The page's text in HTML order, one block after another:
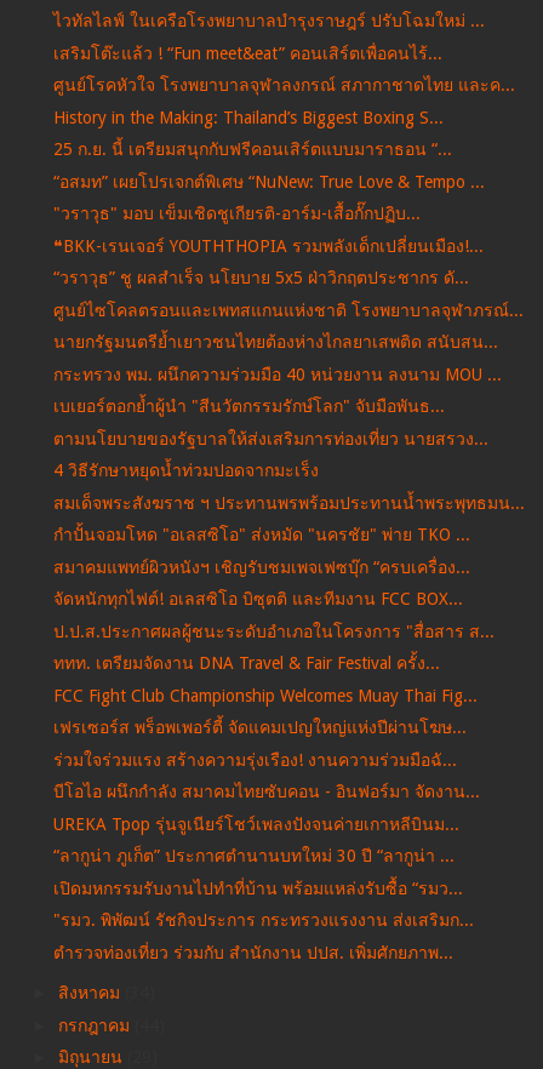
ไวทัลไลฟ์ ในเครือโรงพยาบาลบำรุงราษฎร์ ปรับโฉมใหม่ ...
เสริมโต๊ะแล้ว ! “Fun meet&eat” คอนเสิร์ตเพื่อคนไร้...
ศูนย์โรคหัวใจ โรงพยาบาลจุฬาลงกรณ์ สภากาชาดไทย และค...
History in the Making: Thailand’s Biggest Boxing S...
25 ก.ย. นี้ เตรียมสนุกกับฟรีคอนเสิร์ตแบบมาราธอน “...
“อสมท” เผยโปรเจกต์พิเศษ “NuNew: True Love & Tempo ...
"วราวุธ" มอบ เข็มเชิดชูเกียรติ-อาร์ม-เสื้อกั๊กปฏิบ...
❝BKK-เรนเจอร์ YOUTHTHOPIA รวมพลังเด็กเปลี่ยนเมือง!...
“วราวุธ” ชู ผลสำเร็จ นโยบาย 5x5 ฝ่าวิกฤตประชากร ดั...
ศูนย์ไซโคลตรอนและเพทสแกนแห่งชาติ โรงพยาบาลจุฬาภรณ์...
นายกรัฐมนตรีย้ำเยาวชนไทยต้องห่างไกลยาเสพติด สนับสน...
กระทรวง พม. ผนึกความร่วมมือ 40 หน่วยงาน ลงนาม MOU ...
เบเยอร์ตอกย้ำผู้นำ "สีนวัตกรรมรักษ์โลก" จับมือพันธ...
ตามนโยบายของรัฐบาลให้ส่งเสริมการท่องเที่ยว นายสรวง...
4 วิธีรักษาหยุดน้ำท่วมปอดจากมะเร็ง
สมเด็จพระสังฆราช ฯ ประทานพรพร้อมประทานน้ำพระพุทธมน...
กำปั้นจอมโหด "อเลสซิโอ" ส่งหมัด "นครชัย" พ่าย TKO ...
สมาคมแพทย์ผิวหนังฯ เชิญรับชมเพจเฟซบุ๊ก “ครบเครื่อง...
จัดหนักทุกไฟต์! อเลสซิโอ บิซุตติ และทีมงาน FCC BOX...
ป.ป.ส.ประกาศผลผู้ชนะระดับอำเภอในโครงการ "สื่อสาร ส...
ททท. เตรียมจัดงาน DNA Travel & Fair Festival ครั้ง...
FCC Fight Club Championship Welcomes Muay Thai Fig...
เฟรเซอร์ส พร็อพเพอร์ตี้ จัดแคมเปญใหญ่แห่งปีผ่านโฆษ...
ร่วมใจร่วมแรง สร้างความรุ่งเรือง! งานความร่วมมือฉั...
บีโอไอ ผนึกกำลัง สมาคมไทยซับคอน - อินฟอร์มา จัดงาน...
UREKA Tpop รุ่นจูเนียร์โชว์เพลงปังจนค่ายเกาหลีบินม...
“ลากูน่า ภูเก็ต” ประกาศตำนานบทใหม่ 30 ปี “ลากูน่า ...
เปิดมหกรรมรับงานไปทำที่บ้าน พร้อมแหล่งรับซื้อ “รมว...
"รมว. พิพัฒน์ รัชกิจประการ กระทรวงแรงงาน ส่งเสริมก...
ตำรวจท่องเที่ยว ร่วมกับ สำนักงาน ปปส. เพิ่มศักยภาพ...
สิงหาคม
กรกฎาคม
มิถุนายน